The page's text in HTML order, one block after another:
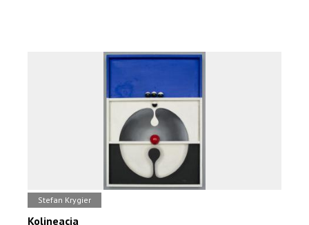
Stefan Krygier
Kolineacja